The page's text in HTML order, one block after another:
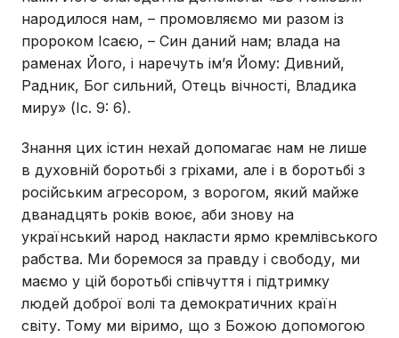
народилося нам, – промовляємо ми разом із
пророком Ісаєю, – Син даний нам; влада на
раменах Його, і наречуть ім’я Йому: Дивний,
Радник, Бог сильний, Отець вічності, Владика
миру» (Іс. 9: 6).
Знання цих істин нехай допомагає нам не лише
в духовній боротьбі з гріхами, але і в боротьбі з
російським агресором, з ворогом, який майже
дванадцять років воює, аби знову на
український народ накласти ярмо кремлівського
рабства. Ми боремося за правду і свободу, ми
маємо у цій боротьбі співчуття і підтримку
людей доброї волі та демократичних країн
світу. Тому ми віримо, що з Божою допомогою